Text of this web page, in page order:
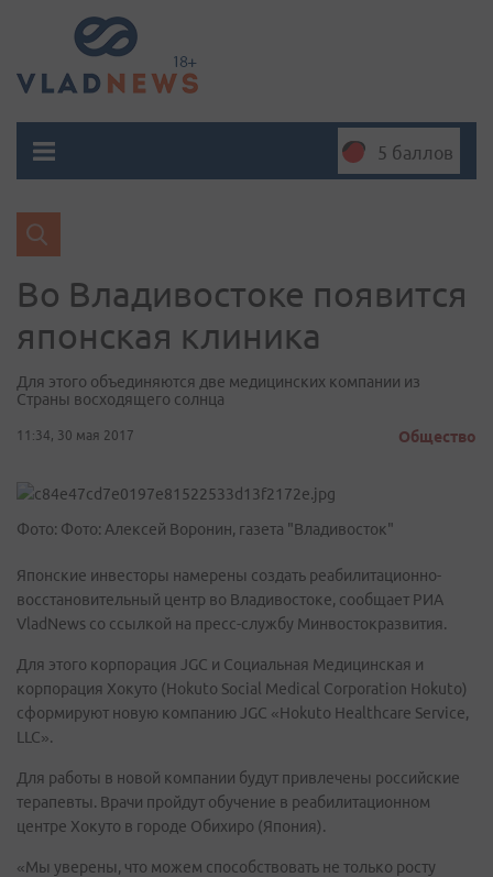
5 баллов
Во Владивостоке появится
японская клиника
Для этого объединяются две медицинских компании из
Страны восходящего солнца
11:34, 30 мая 2017 Общество
Фото: Фото: Алексей Воронин, газета "Владивосток"
Японские инвесторы намерены создать реабилитационно-
восстановительный центр во Владивостоке, сообщает РИА
VladNews со ссылкой на пресс-службу Минвостокразвития.
Для этого корпорация JGC и Социальная Медицинская и
корпорация Хокуто (Hokuto Social Medical Corporation Hokuto)
сформируют новую компанию JGC «Hokuto Healthcare Service,
LLC».
Для работы в новой компании будут привлечены российские
терапевты. Врачи пройдут обучение в реабилитационном
центре Хокуто в городе Обихиро (Япония).
«Мы уверены, что можем способствовать не только росту